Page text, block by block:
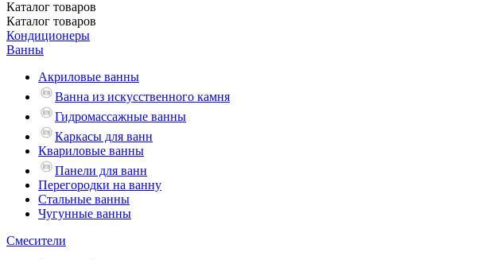
Каталог товаров
Каталог товаров
Кондиционеры
Ванны
Акриловые ванны
Ванна из искусственного камня
Гидромассажные ванны
Каркасы для ванн
Квариловые ванны
Панели для ванн
Перегородки на ванну
Стальные ванны
Чугунные ванны
Смесители